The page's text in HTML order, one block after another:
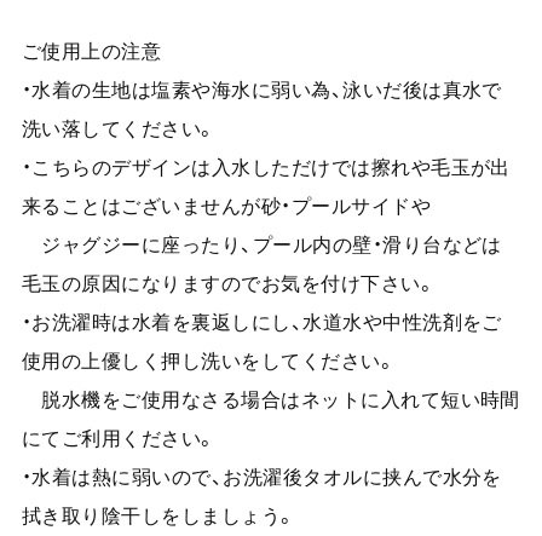
ご使用上の注意
・水着の生地は塩素や海水に弱い為、泳いだ後は真水で
洗い落してください。
・こちらのデザインは入水しただけでは擦れや毛玉が出
来ることはございませんが砂・プールサイドや
ジャグジーに座ったり、プール内の壁・滑り台などは
毛玉の原因になりますのでお気を付け下さい。
・お洗濯時は水着を裏返しにし、水道水や中性洗剤をご
使用の上優しく押し洗いをしてください。
脱水機をご使用なさる場合はネットに入れて短い時間
にてご利用ください。
・水着は熱に弱いので、お洗濯後タオルに挟んで水分を
拭き取り陰干しをしましょう。